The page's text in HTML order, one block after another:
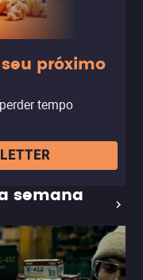
próximo
tempo
semana